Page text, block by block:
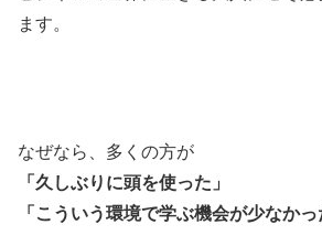
ます。
なぜなら、多くの方が
「久しぶりに頭を使った」
「こういう環境で学ぶ機会が少なかっ